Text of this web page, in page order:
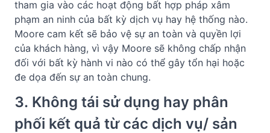
tham gia vào các hoạt động bất hợp pháp xâm
phạm an ninh của bất kỳ dịch vụ hay hệ thống nào.
Moore cam kết sẽ bảo vệ sự an toàn và quyền lợi
của khách hàng, vì vậy Moore sẽ không chấp nhận
đối với bất kỳ hành vi nào có thể gây tổn hại hoặc
đe dọa đến sự an toàn chung.
3. Không tái sử dụng hay phân
phối kết quả từ các dịch vụ/ sản